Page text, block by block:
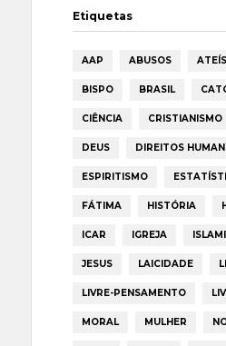
Etiquetas
AAP ABUSOS
BISPO BRASIL
CIÊNCIA CRISTIANISMO
DEUS DIREITOS
ESPIRITISMO
FÁTIMA HISTÓRIA
ICAR IGREJA
JESUS LAICIDADE
LIVRE-PENSAMENTO
MORAL MULHER